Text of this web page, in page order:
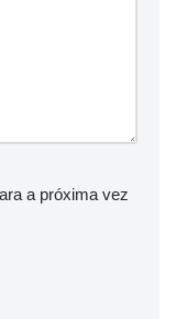
a próxima vez